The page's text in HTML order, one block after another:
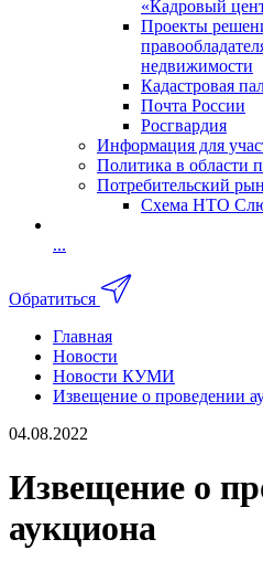
«Кадровый
Проекты
недвижимости
Кадастровая
Почта России
Росгвардия
Информация для
Политика в области
Потребительский
Схема НТО
...
Обратиться
Главная
Новости
Новости КУМИ
Извещение о проведении
04.08.2022
Извещение о
аукциона